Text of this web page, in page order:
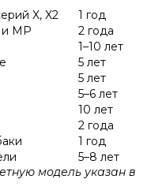
X, X2
1 год
и МР
2 года
1–10 лет
5 лет
5 лет
5–6 лет
10 лет
2 года
1 год
5–8 лет
модель указан в